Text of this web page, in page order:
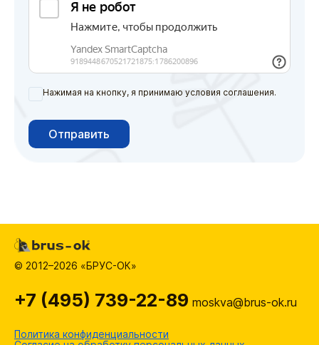
Нажимая на кнопку, я принимаю условия соглашения.
Отправить
© 2012–2026 «БРУС-ОК»
Политика конфиденциальности
+7 (495) 739-22-89 moskva@brus-ok.ru